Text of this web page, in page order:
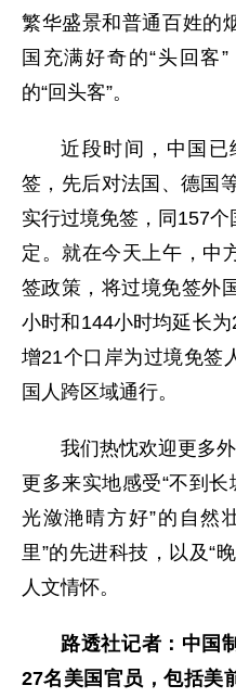
繁华盛景和普通百姓的
国充满好奇的“头回客
的“回头客”。
近段时间，中国
签，先后对法国、德国
实行过境免签，同157
定。就在今天上午，中
签政策，将过境免签外
小时和144小时均延长
增21个口岸为过境免签
国人跨区域通行。
我们热忱欢迎更多
更多来实地感受“不到长
光潋滟晴方好”的自然
里”的先进科技，以及“
人文情怀。
路透社记者：中国
27名美国官员，包括美